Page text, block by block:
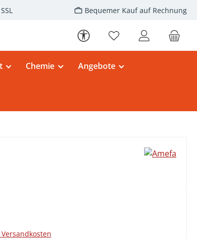
Bequemer Kauf auf Rechnung
Werkzeugleiste anzeigen
Du hast 0 Produkte
Chemie Angebote